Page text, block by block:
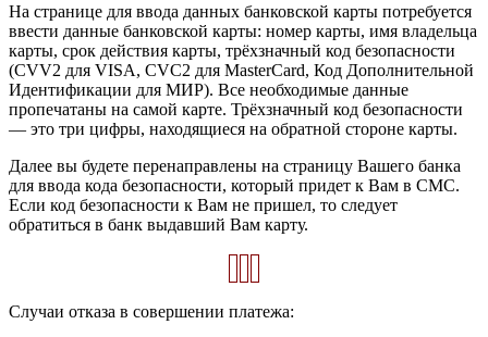
На странице для ввода данных банковской карты потребуется
ввести данные банковской карты: номер карты, имя владельца
карты, срок действия карты, трёхзначный код безопасности
(CVV2 для VISA, CVC2 для MasterCard, Код Дополнительной
Идентификации для МИР). Все необходимые данные
пропечатаны на самой карте. Трёхзначный код безопасности
— это три цифры, находящиеся на обратной стороне карты.
Далее вы будете перенаправлены на страницу Вашего банка
для ввода кода безопасности, который придет к Вам в СМС.
Если код безопасности к Вам не пришел, то следует
обратиться в банк выдавший Вам карту.
Случаи отказа в совершении платежа: